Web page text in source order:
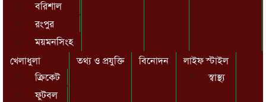
বরিশাল
রংপুর
ময়মনসিংহ
খেলাধুলা
ক্রিকেট
ফুটবল
তথ্য ও প্রযুক্তি বিনোদন
লাইফ স্টাইল
স্বাস্থ্য